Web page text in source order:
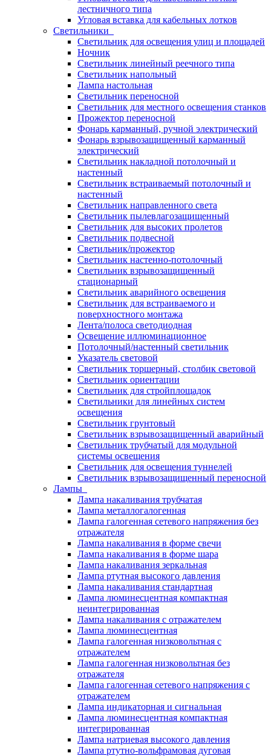
лестничного типа
Угловая вставка для кабельных лотков
Светильники
Светильник для освещения улиц и площадей
Ночник
Светильник линейный реечного типа
Светильник напольный
Лампа настольная
Светильник переносной
Светильник для местного освещения станков
Прожектор переносной
Фонарь карманный, ручной электрический
Фонарь взрывозащищенный карманный
электрический
Светильник накладной потолочный и
настенный
Светильник встраиваемый потолочный и
настенный
Светильник направленного света
Светильник пылевлагозащищенный
Светильник для высоких пролетов
Светильник подвесной
Светильник/прожектор
Светильник настенно-потолочный
Светильник взрывозащищенный
стационарный
Светильник аварийного освещения
Светильник для встраиваемого и
поверхностного монтажа
Лента/полоса светодиодная
Освещение иллюминационное
Потолочный/настенный светильник
Указатель световой
Светильник торшерный, столбик световой
Светильник ориентации
Светильник для стройплощадок
Светильники для линейных систем
освещения
Светильник грунтовый
Светильник взрывозащищенный аварийный
Светильник трубчатый для модульной
системы освещения
Светильник для освещения туннелей
Светильник взрывозащищенный переносной
Лампы
Лампа накаливания трубчатая
Лампа металлогалогенная
Лампа галогенная сетевого напряжения без
отражателя
Лампа накаливания в форме свечи
Лампа накаливания в форме шара
Лампа накаливания зеркальная
Лампа ртутная высокого давления
Лампа накаливания стандартная
Лампа люминесцентная компактная
неинтегрированная
Лампа накаливания с отражателем
Лампа люминесцентная
Лампа галогенная низковольтная с
отражателем
Лампа галогенная низковольтная без
отражателя
Лампа галогенная сетевого напряжения с
отражателем
Лампа индикаторная и сигнальная
Лампа люминесцентная компактная
интегрированная
Лампа натриевая высокого давления
Лампа ртутно-вольфрамовая дуговая